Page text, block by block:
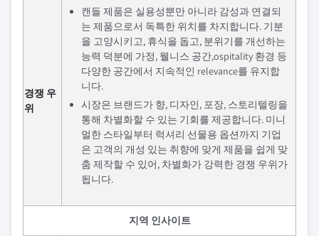
경쟁 우
위
캔들 제품은 실용성뿐만 아니라 감성과 연결되
는 제품으로서 독특한 위치를 차지합니다. 기분
을 고양시키고, 휴식을 돕고, 분위기를 개선하는
능력 덕분에 가정, 웰니스 공간,ospitality 환경 등
다양한 공간에서 지속적인 relevance를 유지합
니다.
시장은 브랜드가 향, 디자인, 포장, 스토리텔링을
통해 차별화할 수 있는 기회를 제공합니다. 미니
멀한 스타일부터 럭셔리 선물용 옵션까지 기업
은 고객의 개성 있는 취향에 맞게 제품을 쉽게 맞
춤 제작할 수 있어, 차별화가 강력한 경쟁 우위가
됩니다.
지역 인사이트